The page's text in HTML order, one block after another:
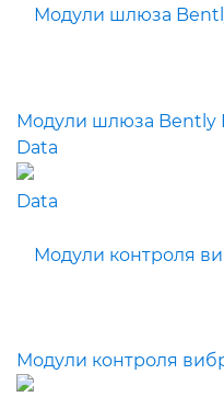
Модули шлюза Bently
Data
Модули контроля